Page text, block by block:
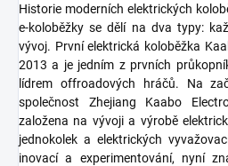
Historie moderních elektrických
e-koloběžky se dělí na dva typy:
vývoj. První elektrická koloběžka
2013 a je jedním z prvních
lídrem offroadových hráčů.
Na
společnost Zhejiang Kaabo
založena na vývoji a výrobě
jednokolek a elektrických
inovací a experimentování, nyní